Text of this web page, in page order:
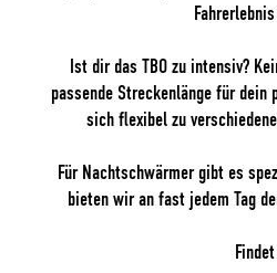
Ist dir das TBO zu intensiv?
passende Streckenlänge für dein
sich flexibel zu
Für Nachtschwärmer gibt es
bieten wir an fast jedem Tag